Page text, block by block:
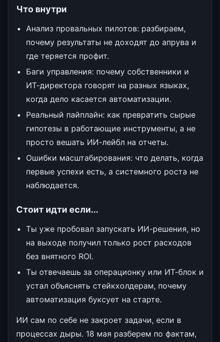
Что внутри
Анализ провальных пилотов: разбираем,
почему результаты не доходят до апрува и
где теряется профит.
Баги управления: почему собственники и
ИТ-директора говорят на разных языках,
когда дело касается автоматизации.
Реальный пайплайн: как превратить сырые
гипотезы в работающие инструменты, а не
просто вешать ИИ-лейбл на отчеты.
Ошибки масштабирования: что делать, когда
первые успехи есть, а системного роста не
наблюдается.
Стоит идти если...
Ты уже пробовал запускать ИИ-решения, но
на выходе получил только рост расходов
без внятного ROI.
Ты отвечаешь за операционку или ИТ-блок и
устал объяснять стейкхолдерам, почему
автоматизация буксует на старте.
ИИ сам по себе не закроет задачи, если в
процессах дыры. 18 мая разберем по фактам,